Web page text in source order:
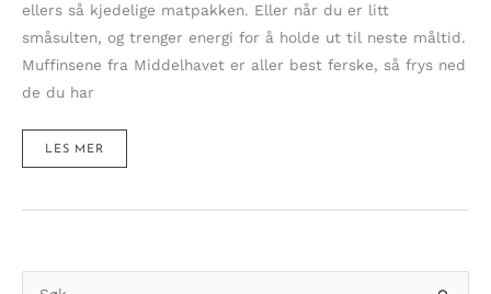
ellers så kjedelige matpakken. Eller når du er litt
småsulten, og trenger energi for å holde ut til neste måltid.
Muffinsene fra Middelhavet er aller best ferske, så frys ned
de du har
SALTE
FRA
LES MER